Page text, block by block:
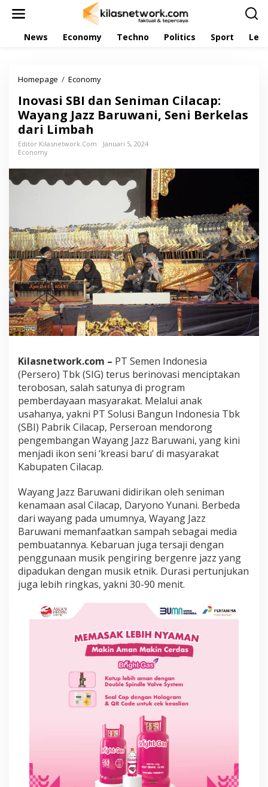
News Economy Techno Politics Sport
Homepage / Economy
o
v
a
d
e
n
i
m
a
n
C
i
a
c
p
:
W
a
y
a
n
g
J
a
z
B
r
u
w
a
n
i
S
B
e
r
a
s
a
r
i
L
i
m
Inovasi SBI dan Seniman Cilacap:
Wayang Jazz Baruwani, Seni Berkelas
dari Limbah
Editor Kilasnetwork.com
Januari 5, 2024
Economy
Kilasnetwork.com – PT Semen Indonesia
(Persero) Tbk (SIG) terus berinovasi menciptakan
terobosan, salah satunya di program
pemberdayaan masyarakat. Melalui anak
usahanya, yakni PT Solusi Bangun Indonesia Tbk
(SBI) Pabrik Cilacap, Perseroan mendorong
pengembangan Wayang Jazz Baruwani, yang kini
menjadi ikon seni ‘kreasi baru’ di masyarakat
Kabupaten Cilacap.
Wayang Jazz Baruwani didirikan oleh seniman
kenamaan asal Cilacap, Daryono Yunani. Berbeda
dari wayang pada umumnya, Wayang Jazz
Baruwani memanfaatkan sampah sebagai media
pembuatannya. Kebaruan juga tersaji dengan
penggunaan musik pengiring bergenre jazz yang
dipadukan dengan musik etnik. Durasi pertunjukan
juga lebih ringkas, yakni 30-90 menit.